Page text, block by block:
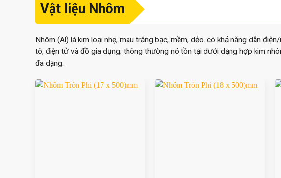
Vật liệu Nhôm
Nhôm (Al) là kim loại nhẹ, màu trắng bạc, mềm, dẻo, có khả năng dẫn
tô, điện tử và đồ gia dụng; thông thường nó tồn tại dưới dạng hợp kim
đa dạng.